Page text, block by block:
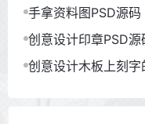
手拿资料图PSD源码
创意设计印章PSD源
创意设计木板上刻字